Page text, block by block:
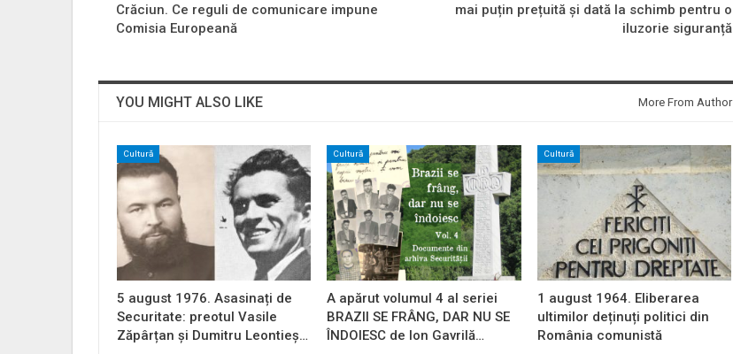
Crăciun. Ce reguli de comunicare impune
Comisia Europeană
mai puțin prețuită și dată la schimb pentru o
iluzorie siguranță
YOU MIGHT ALSO LIKE More From Author
Cultură
5 august 1976. Asasinați de
Securitate: preotul Vasile
Zăpârțan și Dumitru Leontieș…
Cultură
A apărut volumul 4 al seriei
BRAZII SE FRÂNG, DAR NU SE
ÎNDOIESC de Ion Gavrilă…
Cultură
1 august 1964. Eliberarea
ultimilor deținuți politici din
România comunistă